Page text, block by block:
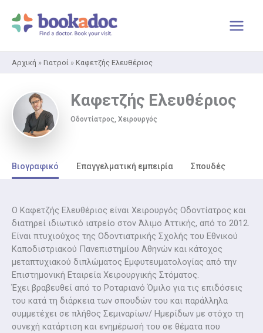
στο
περιεχόμενο
Αρχική » Γιατροί » Καφετζής Ελευθέριος
Καφετζής Ελευθέριος
Οδοντίατρος, Χειρουργός
Βιογραφικό Επαγγελματική εμπειρία Σπουδές
Ο Καφετζής Ελευθέριος είναι Χειρουργός Οδοντίατρος και
διατηρεί ιδιωτικό ιατρείο στον Άλιμο Αττικής, από το 2012.
Είναι πτυχιούχος της Οδοντιατρικής Σχολής του Εθνικού
Καποδιστριακού Πανεπιστημίου Αθηνών και κάτοχος
μεταπτυχιακού διπλώματος Εμφυτευματολογίας από την
Επιστημονική Εταιρεία Χειρουργικής Στόματος.
Έχει βραβευθεί από το Ροταριανό Όμιλο για τις επιδόσεις
του κατά τη διάρκεια των σπουδών του και παράλληλα
συμμετέχει σε πλήθος Σεμιναρίων/ Ημερίδων με στόχο τη
συνεχή κατάρτιση και ενημέρωσή του σε θέματα που